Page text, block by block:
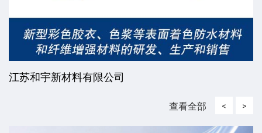
江苏和宇新材料有限公司
查看全部 < >